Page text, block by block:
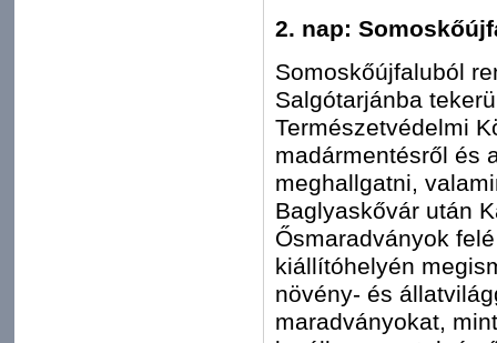
2. nap:
Somoskőújfaluból
Salgótarjánba
Természetvédelmi
madármentésről és
meghallgatni,
Baglyaskővár után
Ősmaradványok
kiállítóhelyén
növény- és
maradványokat,